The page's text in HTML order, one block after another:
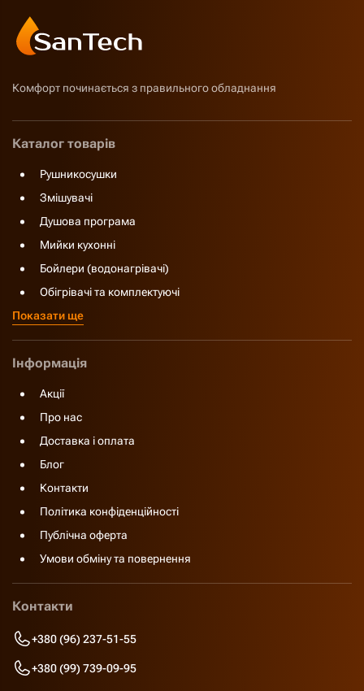
Комфорт починається з правильного обладнання
Каталог товарів
Рушникосушки
Змішувачі
Душова програма
Мийки кухонні
Бойлери (водонагрівачі)
Обігрівачі та комплектуючі
Показати ще
Інформація
Акції
Про нас
Доставка і оплата
Блог
Контакти
Політика конфіденційності
Публічна оферта
Умови обміну та повернення
Контакти
+380 (96) 237-51-55
+380 (99) 739-09-95